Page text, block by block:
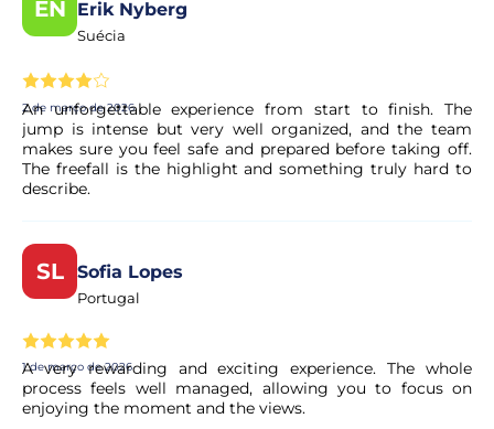
Posso cancelar a minha reserva se os meus
planos mudarem?
cancelamento gratuito até um determinado prazo. As
condições exatas são apresentadas de forma clara na
página da experiência antes de concluir a reserva.
imediatamente?
Sim, a sua reserva é processada de imediato. O nosso
parceiro procede a uma validação rápida para garantir a
disponibilidade da experiência. Em poucos momentos,
recebe a confirmação no seu e-mail.
EN Erik Nyberg
Suécia
2 de março de 2026
An unforgettable experience from start to finish. The
jump is intense but very well organized, and the team
makes sure you feel safe and prepared before taking off.
The freefall is the highlight and something truly hard to
describe.
SL Sofia Lopes
Portugal
1 de março de 2026
A very rewarding and exciting experience. The whole
process feels well managed, allowing you to focus on
enjoying the moment and the views.